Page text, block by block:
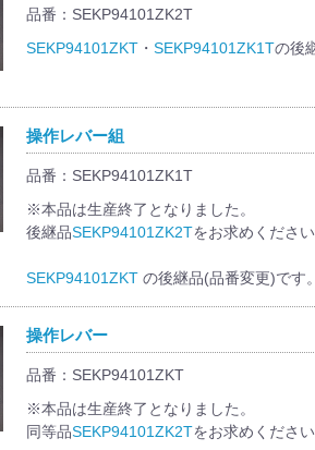
品番：SEKP94101ZK2T
SEKP94101ZKT・ SEKP94101ZK1Tの後
操作レバー組
品番：SEKP94101ZK1T
※本品は生産終了となりました。
後継品SEKP94101ZK2Tをお求めください
SEKP94101ZKTの後継品(品番変更)です。
操作レバー
品番：SEKP94101ZKT
※本品は生産終了となりました。
同等品SEKP94101ZK2Tをお求めください